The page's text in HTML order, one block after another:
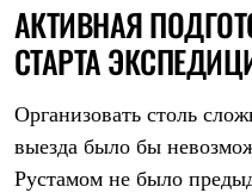
АКТИВНАЯ
СТАРТА
Организовать столь
выезда было бы
Рустамом не было